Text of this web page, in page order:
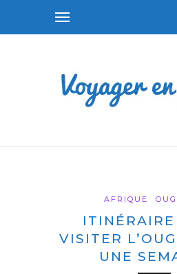
AFRIQUE
VISITER
UNE